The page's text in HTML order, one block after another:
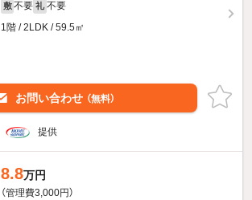
敷 不要 礼 不要
1階 / 2LDK / 59.5㎡
お問い合わせ （無料）
提供
8.8万円
（管理費3,000円）